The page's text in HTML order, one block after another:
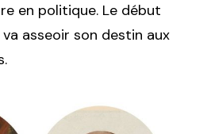
en politique. Le début
asseoir son destin aux